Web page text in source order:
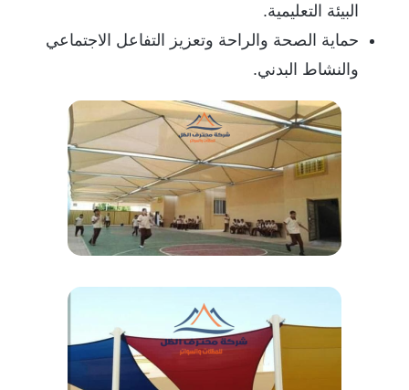
البيئة التعليمية.
حماية الصحة والراحة وتعزيز التفاعل الاجتماعي
والنشاط البدني.